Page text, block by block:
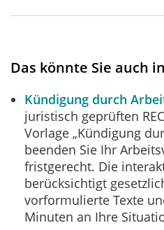
Das könnte Sie auch
Kündigung durch
juristisch geprüften
Vorlage „Kündigung
beenden Sie Ihr
fristgerecht. Die
berücksichtigt
vorformulierte Texte
Minuten an Ihre